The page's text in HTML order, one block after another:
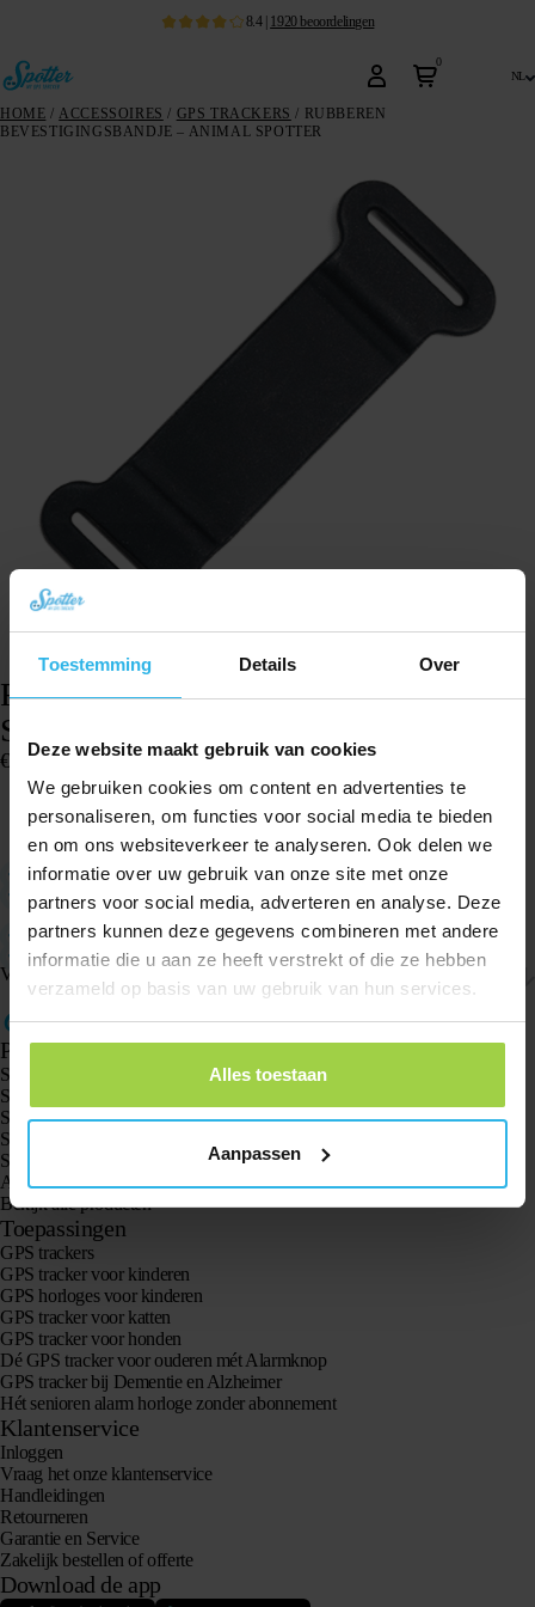
Toestemming Details Over
Deze website maakt gebruik van cookies
We gebruiken cookies om content en advertenties te
personaliseren, om functies voor social media te bieden
en om ons websiteverkeer te analyseren. Ook delen we
informatie over uw gebruik van onze site met onze
partners voor social media, adverteren en analyse. Deze
partners kunnen deze gegevens combineren met andere
informatie die u aan ze heeft verstrekt of die ze hebben
verzameld op basis van uw gebruik van hun services.
Alles toestaan
Aanpassen
8.4| 1920beoordelingen
0
nl
HOME / ACCESSOIRES / GPS TRACKERS / RUBBEREN
BEVESTIGINGSBANDJE – ANIMAL SPOTTER
Rubberen bevestigingsbandje – Animal
Spotter
€ 6,95
Op voorraad
Geschikt voor kleine en grote halsbanden.
bevestigingsbandje.
Rubber materiaal. Hierdoor flexibel met het bevestigen.
Opening voor halsband 2,5 cm breed.
Verzenden & retourneren
Producten
Spotter GPS tracker X10
Spotter Senior GPS Watch
Spotter GPS Watch Explorer
Spotter GPS Watch Kids
Spotter CatX
Animal Spotter
Bekijk alle producten
Toepassingen
GPS trackers
GPS tracker voor kinderen
GPS horloges voor kinderen
GPS tracker voor katten
GPS tracker voor honden
Dé GPS tracker voor ouderen mét Alarmknop
GPS tracker bij Dementie en Alzheimer
Hét senioren alarm horloge zonder abonnement
Klantenservice
Inloggen
Vraag het onze klantenservice
Handleidingen
Retourneren
Garantie en Service
Zakelijk bestellen of offerte
Download de app